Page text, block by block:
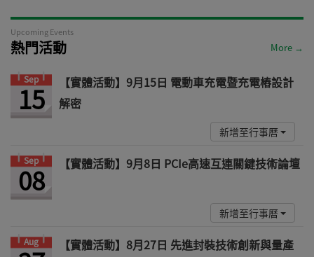
Upcoming Events
熱門活動 More →
Sep
15
【實體活動】9月15日 電動車充電暨充電樁設計
解密
新增至行事曆
Sep
08 【實體活動】9月8日 PCIe高速互連關鍵技術論壇
新增至行事曆
Aug
【實體活動】8月27日 先進封裝技術創新與量產